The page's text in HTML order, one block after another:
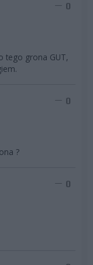
0
tego grona GUT,
0
?
0